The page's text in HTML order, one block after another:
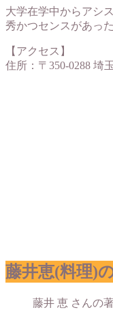
大学在学中からアシ
秀かつセンスがあっ
【アクセス】
住所：〒350-0288 埼
藤井恵(料理)
藤井 恵 さんの